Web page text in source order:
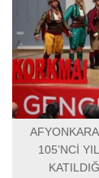
105’NCİ